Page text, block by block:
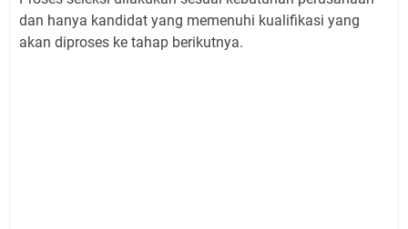
dan hanya kandidat yang memenuhi kualifikasi yang
akan diproses ke tahap berikutnya.